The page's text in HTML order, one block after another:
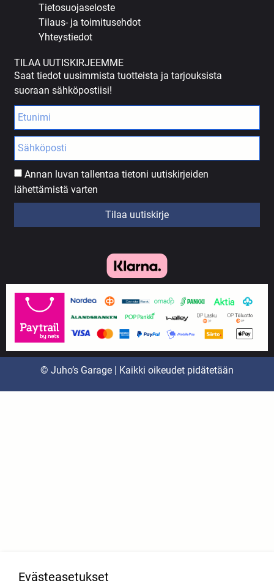
Tietosuojaseloste
Tilaus- ja toimitusehdot
Yhteystiedot
TILAA UUTISKIRJEEMME
Saat tiedot uusimmista tuotteista ja tarjouksista
suoraan sähköpostiisi!
Annan luvan tallentaa tietoni uutiskirjeiden
lähettämistä varten
Tilaa uutiskirje
© Juho’s Garage | Kaikki oikeudet pidätetään
Evästeasetukset